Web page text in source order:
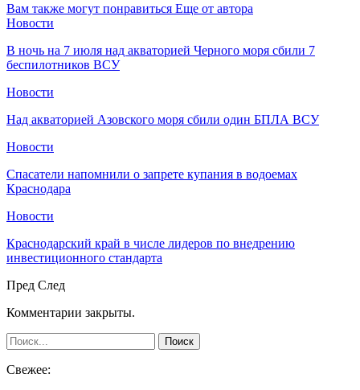
Вам также могут понравиться Еще от автора
Новости
В ночь на 7 июля над акваторией Черного моря сбили 7
беспилотников ВСУ
Новости
Над акваторией Азовского моря сбили один БПЛА ВСУ
Новости
Спасатели напомнили о запрете купания в водоемах
Краснодара
Новости
Краснодарский край в числе лидеров по внедрению
инвестиционного стандарта
Пред След
Комментарии закрыты.
Свежее: